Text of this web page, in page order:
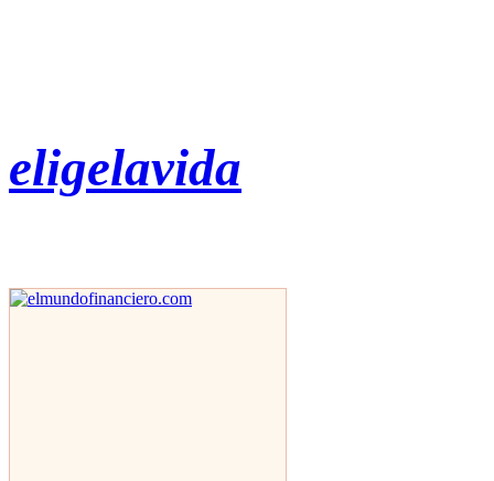
eligelavida